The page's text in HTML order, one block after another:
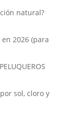
natural?
2026 (para
sol, cloro y